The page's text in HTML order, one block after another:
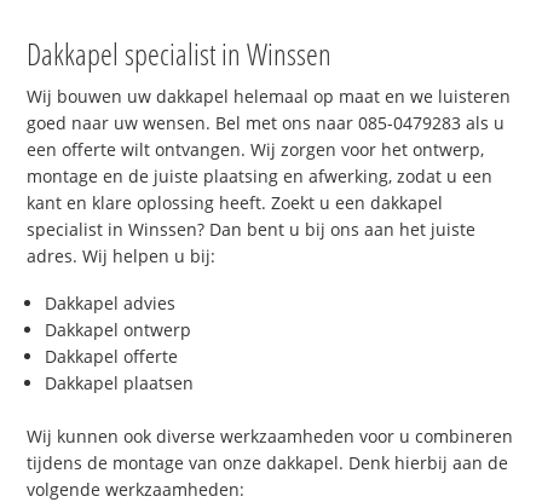
Dakkapel specialist in Winssen
Wij bouwen uw dakkapel helemaal op maat en we luisteren
goed naar uw wensen. Bel met ons naar 085-0479283 als u
een offerte wilt ontvangen. Wij zorgen voor het ontwerp,
montage en de juiste plaatsing en afwerking, zodat u een
kant en klare oplossing heeft. Zoekt u een dakkapel
specialist in Winssen? Dan bent u bij ons aan het juiste
adres. Wij helpen u bij:
Dakkapel advies
Dakkapel ontwerp
Dakkapel offerte
Dakkapel plaatsen
Wij kunnen ook diverse werkzaamheden voor u combineren
tijdens de montage van onze dakkapel. Denk hierbij aan de
volgende werkzaamheden: